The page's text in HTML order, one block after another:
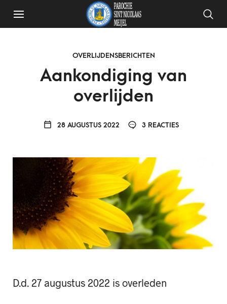
OVERLIJDENSBERICHTEN
Aankondiging van
overlijden
28 AUGUSTUS 2022 3 REACTIES
D.d. 27 augustus 2022 is overleden